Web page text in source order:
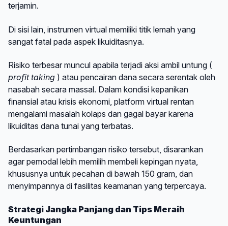
terjamin.
Di sisi lain, instrumen virtual memiliki titik lemah yang
sangat fatal pada aspek likuiditasnya.
Risiko terbesar muncul apabila terjadi aksi ambil untung (
profit taking ) atau pencairan dana secara serentak oleh
nasabah secara massal. Dalam kondisi kepanikan
finansial atau krisis ekonomi, platform virtual rentan
mengalami masalah kolaps dan gagal bayar karena
likuiditas dana tunai yang terbatas.
Berdasarkan pertimbangan risiko tersebut, disarankan
agar pemodal lebih memilih membeli kepingan nyata,
khususnya untuk pecahan di bawah 150 gram, dan
menyimpannya di fasilitas keamanan yang terpercaya.
Strategi Jangka Panjang dan Tips Meraih
Keuntungan